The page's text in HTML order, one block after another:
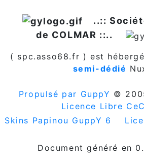
..::
de COLMAR ::..
( spc.asso68.fr ) est
semi-dédié
Propulsé par GuppY ©
Licence Libre
Skins Papinou GuppY 6
Document généré en